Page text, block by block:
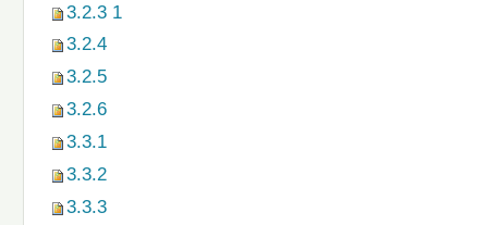
3.2.3 1
3.2.4
3.2.5
3.2.6
3.3.1
3.3.2
3.3.3